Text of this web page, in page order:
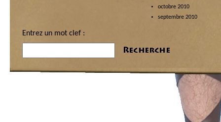
octobre 2010
septembre 2010
Entrez un mot clef :